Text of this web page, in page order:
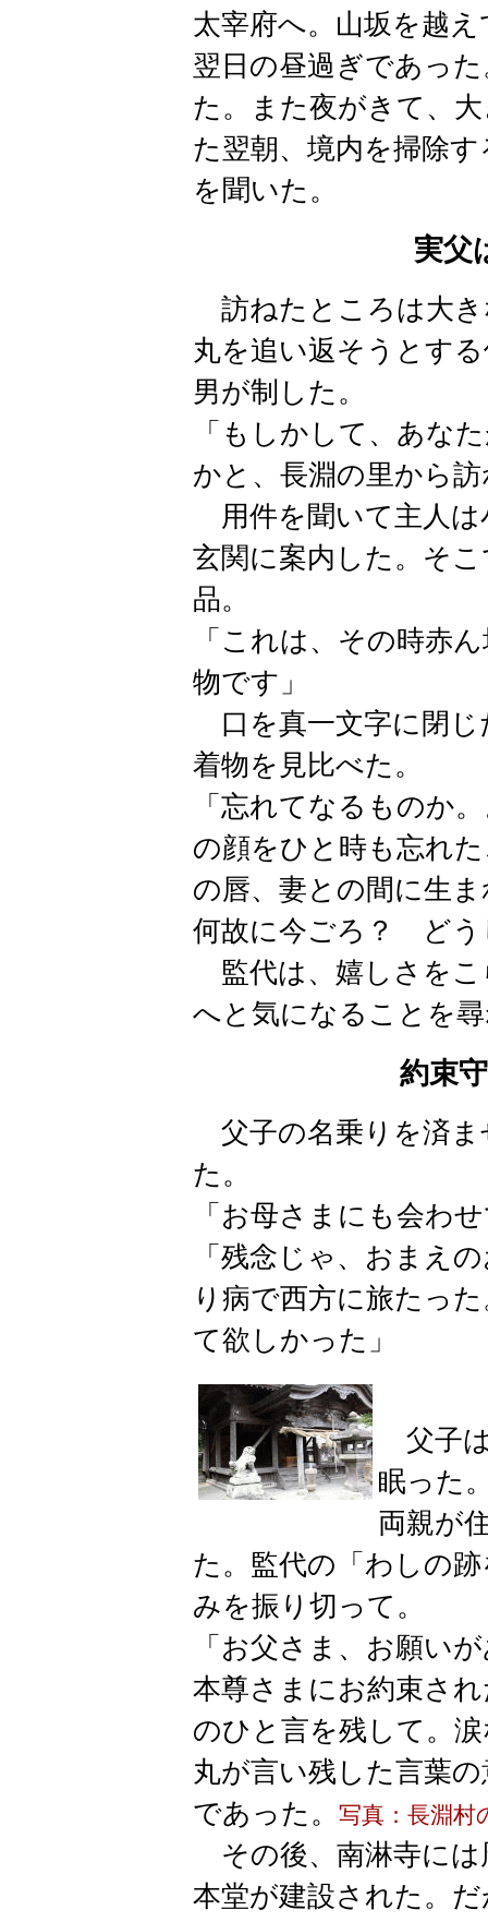
太宰府へ。山坂を越
翌日の昼過ぎであっ
た。また夜がきて、
た翌朝、境内を掃除
を聞いた。
実父
訪ねたところは大き
丸を追い返そうとす
男が制した。
「もしかして、あな
かと、長淵の里から
用件を聞いて主人は
玄関に案内した。そ
品。
「これは、その時赤
物です」
口を真一文字に閉
着物を見比べた。
「忘れてなるものか
の顔をひと時も忘れ
の唇、妻との間に生
何故に今ごろ？ どう
監代は、嬉しさをこ
へと気になることを
約束
父子の名乗りを済
た。
「お母さまにも会わ
「残念じゃ、おまえ
り病で西方に旅たっ
て欲しかった」
父子
眠った
両親が
た。監代の「わしの
みを振り切って。
「お父さま、お願い
本尊さまにお約束さ
のひと言を残して。
丸が言い残した言葉
であった。
写真：長淵村
その後、南淋寺には
本堂が建設された。